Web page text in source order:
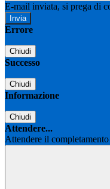
E-mail inviata, si prega di
Errore
Chiudi
Successo
Chiudi
Informazione
Chiudi
Attendere...
Attendere il